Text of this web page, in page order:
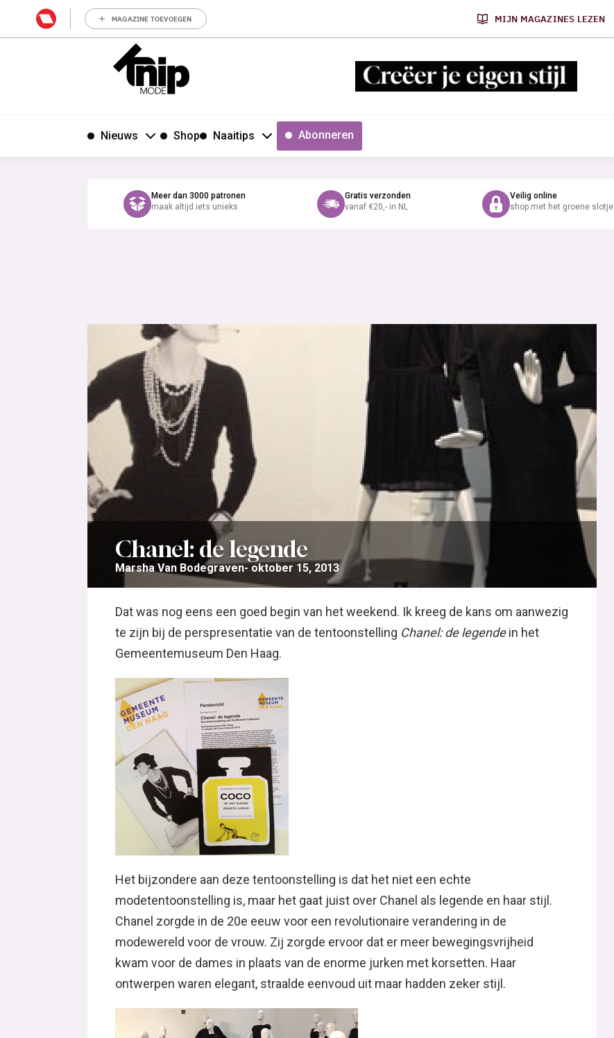
MAGAZINE TOEVOEGEN MIJN MAGAZINES LEZEN
Nieuws Shop Naaitips Abonneren
Meer dan 3000 patronen
maak altijd iets unieks
Gratis verzonden
vanaf €20,- in NL
Veilig online
shop met het groene slotje
Chanel: de legende
Marsha Van Bodegraven oktober 15, 2013
Dat was nog eens een goed begin van het weekend. Ik kreeg de kans om aanwezig
te zijn bij de perspresentatie van de tentoonstelling Chanel: de legendein het
Gemeentemuseum Den Haag.
Het bijzondere aan deze tentoonstelling is dat het niet een echte
modetentoonstelling is, maar het gaat juist over Chanel als legende en haar stijl.
Chanel zorgde in de 20e eeuw voor een revolutionaire verandering in de
modewereld voor de vrouw. Zij zorgde ervoor dat er meer bewegingsvrijheid
kwam voor de dames in plaats van de enorme jurken met korsetten. Haar
ontwerpen waren elegant, straalde eenvoud uit maar hadden zeker stijl.